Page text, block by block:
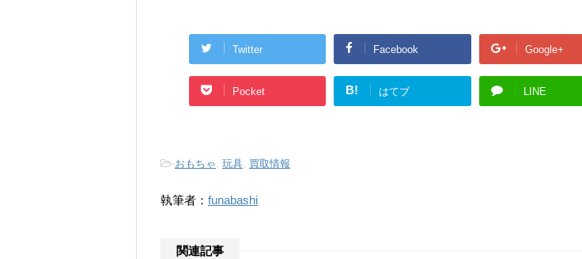
Twitter Facebook Google+
Pocket B! はてブ LINE
-おもちゃ, 玩具, 買取情報
執筆者： funabashi
関連記事